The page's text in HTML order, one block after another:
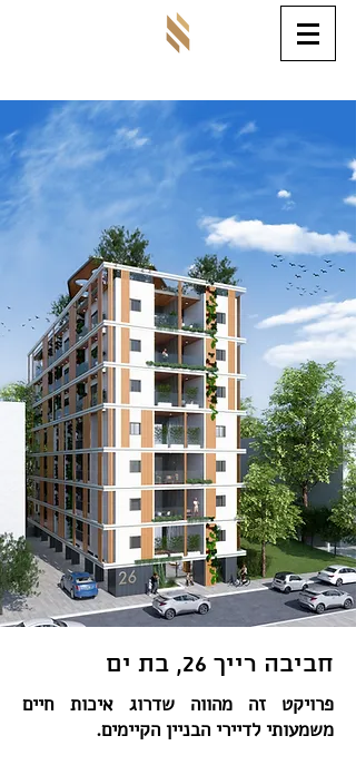
חביבה רייך 26, בת ים
פרויקט זה מהווה שדרוג איכות חיים
משמעותי לדיירי הבניין הקיימים.